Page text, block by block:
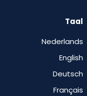
Taal
Nederlands
English
Deutsch
Français